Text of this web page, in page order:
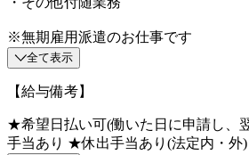
※無期雇用派遣のお仕事です
全て表示
【給与備考】
★希望日払い可(働いた日に申請し、
手当あり ★休出手当あり(法定内・外)